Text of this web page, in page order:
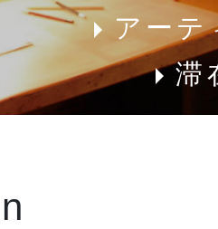
アーテ
滞